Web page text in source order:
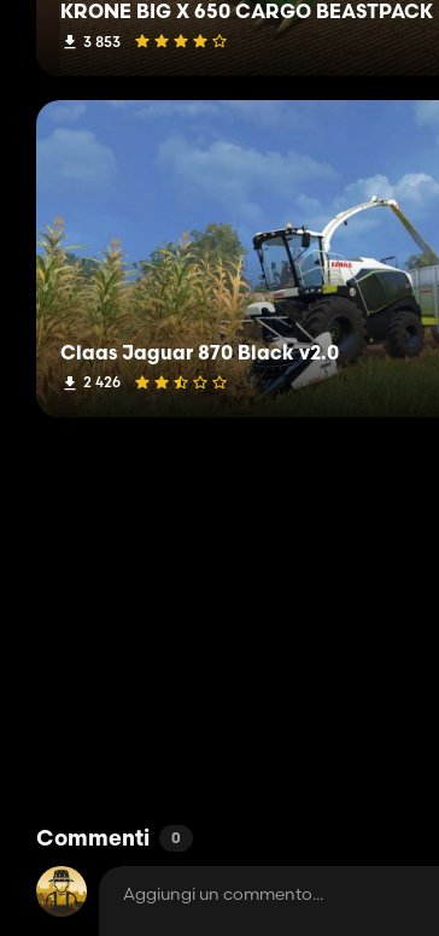
KRONE BIG X 650 CARGO BEASTPACK
3 853
Claas Jaguar 870 Black v2.0
2 426
Commenti 0